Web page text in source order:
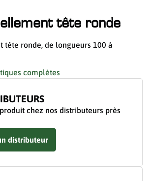
tête ronde
tête ronde, de longueurs 100 à
complètes
chez nos distributeurs près
distributeur